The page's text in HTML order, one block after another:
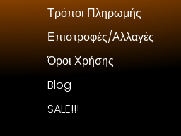
Τρόποι Πληρωμής
Επιστροφές/Αλλαγές
Όροι Χρήσης
Blog
SALE!!!